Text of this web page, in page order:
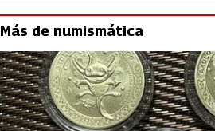
Más de numismática